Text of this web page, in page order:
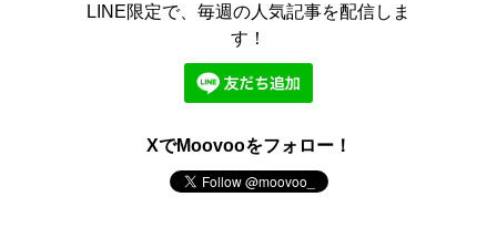
LINE限定で、毎週の人気記事を配信しま
す！
XでMoovooをフォロー！